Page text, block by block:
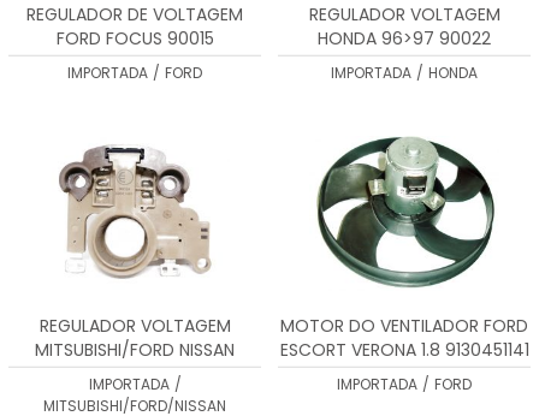
REGULADOR DE VOLTAGEM
FORD FOCUS 90015
IMPORTADA / FORD
REGULADOR VOLTAGEM
HONDA 96>97 90022
IMPORTADA / HONDA
REGULADOR VOLTAGEM
MITSUBISHI/FORD NISSAN
90024
IMPORTADA /
MITSUBISHI/FORD/NISSAN
MOTOR DO VENTILADOR FORD
ESCORT VERONA 1.8 9130451141
IMPORTADA / FORD